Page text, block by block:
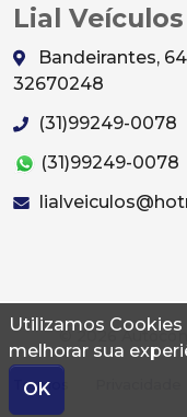
Utilizamos Cookies
melhorar sua
OK
Lial
Bandeirantes,
32670248
(31)99249-0078
(31)99249-0078
© 2026
Termos